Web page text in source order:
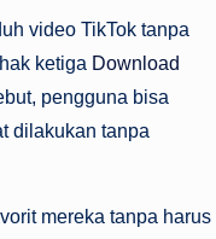
video TikTok tanpa
ketiga Download
pengguna bisa
dilakukan tanpa
mereka tanpa harus